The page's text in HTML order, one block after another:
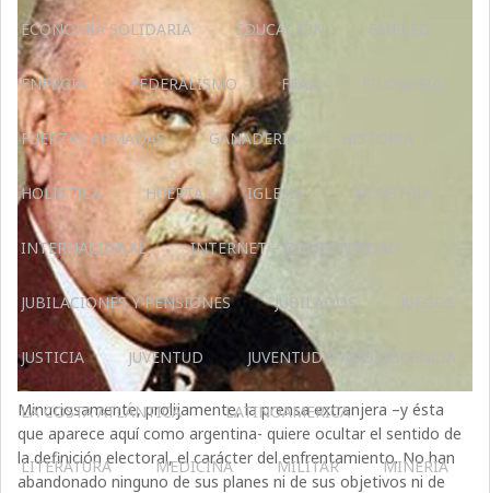
ECONOMÍA SOLIDARIA EDUCACIÓN EMPLEO
ENERGÍA FEDERALISMO FFAA FILOSOFÍA
FUERZAS ARMADAS GANADERIA HISTORIA
HOLÍSTICA HUERTA IGLESIA INDUSTRIA
INTERNACIONAL INTERNET – CONECTIVIDAD
JUBILACIONES Y PENSIONES JUBILADOS JUEGOS
JUSTICIA JUVENTUD JUVENTUD Y ADOLESCENCIA
LA COSTA ATLÁNTICA LATINOAMERICA
LITERATURA MEDICINA MILITAR MINERIA
Minuciosamente, prolijamente, la prensa extranjera –y ésta
que aparece aquí como argentina- quiere ocultar el sentido de
la definición electoral, el carácter del enfrentamiento. No han
abandonado ninguno de sus planes ni de sus objetivos ni de